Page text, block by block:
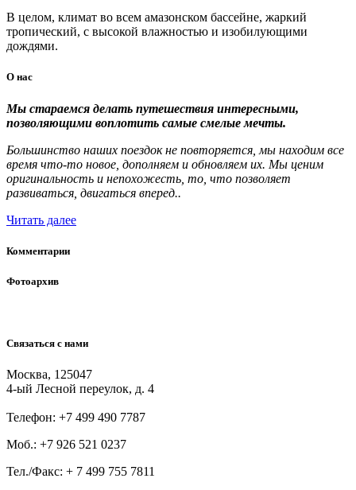
В целом, климат во всем амазонском бассейне, жаркий
тропический, с высокой влажностью и изобилующими
дождями.
О нас
Мы стараемся делать путешествия интересными,
позволяющими воплотить самые смелые мечты.
Большинство наших поездок не повторяется, мы находим все
время что-то новое, дополняем и обновляем их. Мы ценим
оригинальность и непохожесть, то, что позволяет
развиваться, двигаться вперед..
Читать далее
Комментарии
Фотоархив
Связаться с нами
Москва, 125047
4-ый Лесной переулок, д. 4
Телефон: +7 499 490 7787
Моб.: +7 926 521 0237
Тел./Факс: + 7 499 755 7811